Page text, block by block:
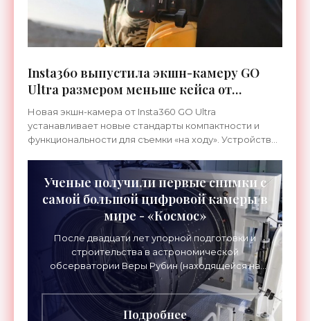
Insta360 выпустила экшн-камеру GO
Ultra размером меньше кейса от
наушников - «Гаджеты»
Новая экшн-камера от Insta360 GO Ultra
устанавливает новые стандарты компактности и
функциональности для съемки «на ходу». Устройство
вести запись в 4K с
Ученые получили первые снимки с
самой большой цифровой камеры в
мире - «Космос»
После двадцати лет упорной подготовки и
строительства в астрономической
обсерватории Веры Рубин (находящейся на
территории Чили) начала работу самая
крупная цифровая камера на планете – ее
Подробнее